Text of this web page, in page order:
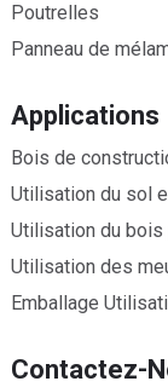
Poutrelles
Panneau de
Applications
Bois de
Utilisation du sol
Utilisation du
Utilisation des
Emballage
Contactez-